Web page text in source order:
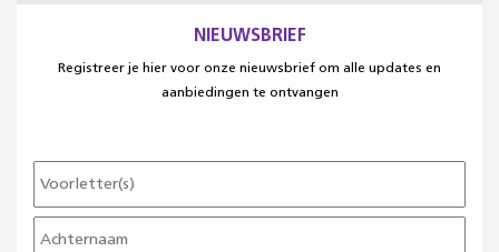
NIEUWSBRIEF
Registreer je hier voor onze nieuwsbrief om alle updates en
aanbiedingen te ontvangen